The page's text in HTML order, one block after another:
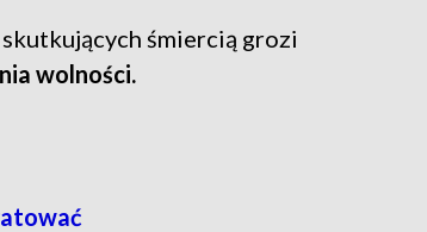
śmiercią grozi
wolności.